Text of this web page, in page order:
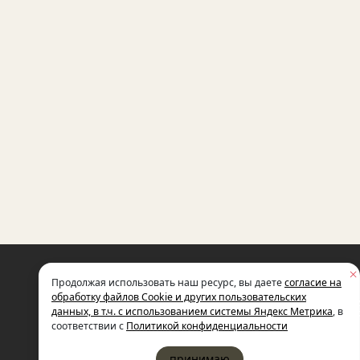
МЕЖДУНАРОДНЫЙ ФОНД
СОЦИАЛЬНО-ЭКОНОМИЧЕСКИХ
И ПОЛИТОЛОГИЧЕСКИХ
ИМЕНИ М.С. ГОРБАЧЕВА
Продолжая использовать наш ресурс, вы даетесогласие на
обработку файлов Cookie и других пользовательских
данных, в т.ч. с использованием системы Яндекс Метрика, в
соответствии с Политикой конфиденциальности